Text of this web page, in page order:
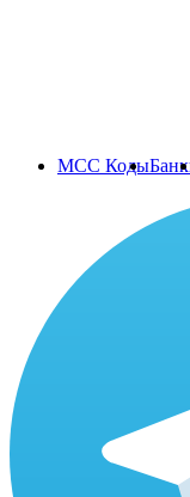
MCC Коды